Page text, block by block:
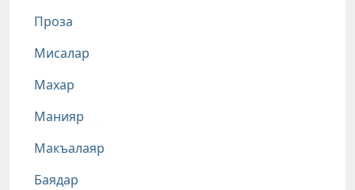
Проза
Мисалар
Махар
Манияр
Макъалаяр
Баядар